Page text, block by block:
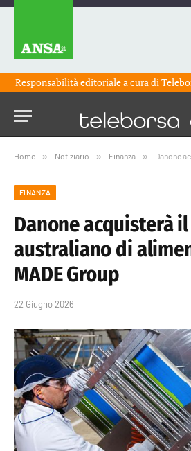
Responsabilità editoriale a cura di
Home » Notiziario » Finanza » Danone
FINANZA
Danone acquisterà
australiano di
MADE Group
22 Giugno 2026